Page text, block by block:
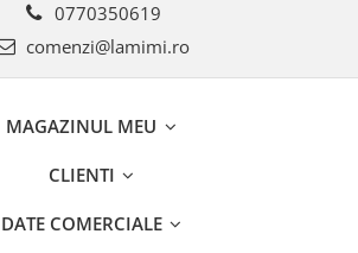
0770350619
comenzi@lamimi.ro
MAGAZINUL MEU
CLIENTI
DATE COMERCIALE